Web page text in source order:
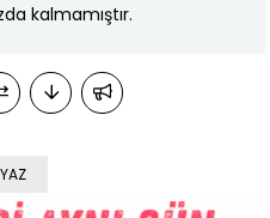
kalmamıştır.